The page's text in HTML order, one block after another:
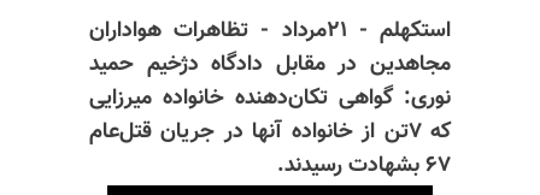
استکهلم - ۲۱مرداد - تظاهرات هواداران
مجاهدین در مقابل دادگاه دژخیم حمید
نوری: گواهی تکان‌دهنده خانواده میرزایی
که ۷تن از خانواده آنها در جریان قتل‌عام
۶۷ بشهادت رسیدند.